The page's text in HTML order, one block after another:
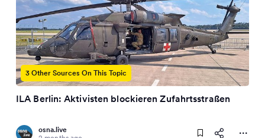
3 Other Sources On This Topic
ILA Berlin: Aktivisten blockieren Zufahrtsstraßen
osna.live